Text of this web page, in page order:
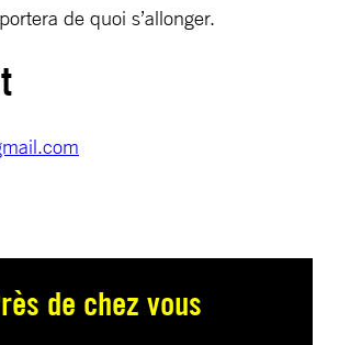
de quoi s’allonger.
de chez vous